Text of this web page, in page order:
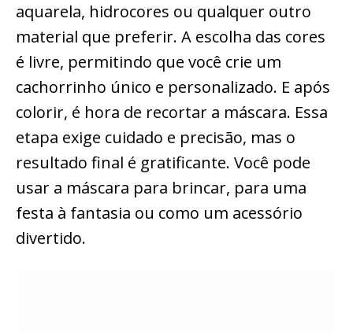
aquarela, hidrocores ou qualquer outro
material que preferir. A escolha das cores
é livre, permitindo que você crie um
cachorrinho único e personalizado. E após
colorir, é hora de recortar a máscara. Essa
etapa exige cuidado e precisão, mas o
resultado final é gratificante. Você pode
usar a máscara para brincar, para uma
festa à fantasia ou como um acessório
divertido.